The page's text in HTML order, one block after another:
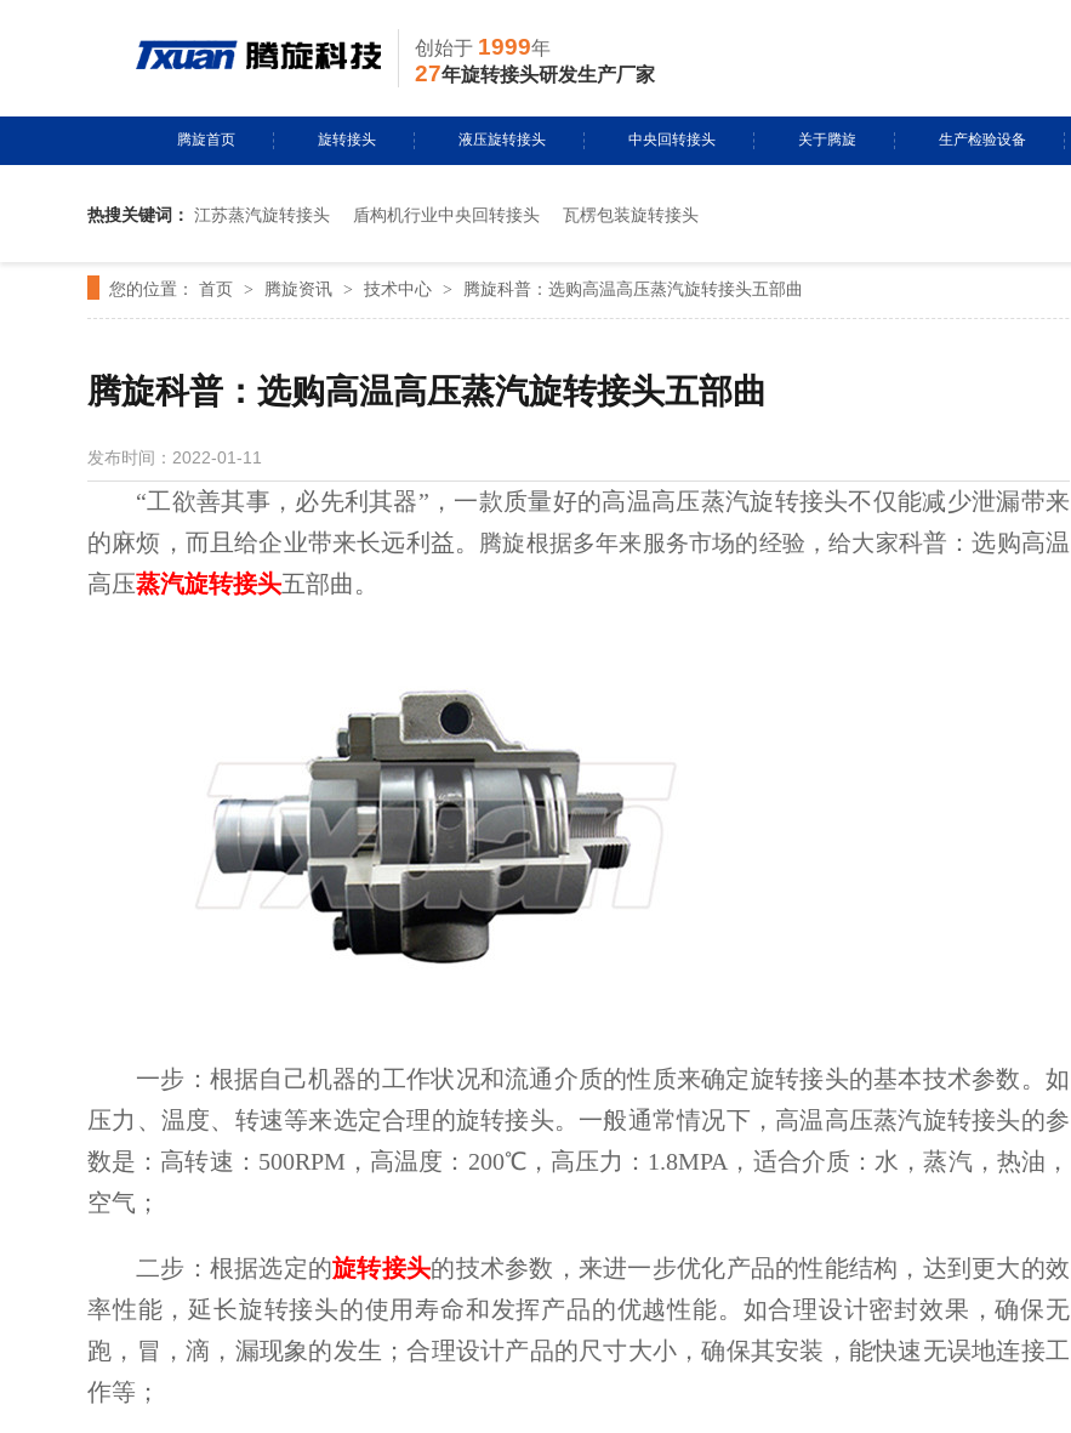
创始于 1999年
27年旋转接头研发生产厂家
腾旋首页 旋转接头
水用旋转接头
导热油旋转接头
切削液旋转接头
旋转接头配件
液压旋转接头
风电液压滑环
多通路旋转接头定制
中央回转接头
挖掘机旋转接头
履带吊旋转接头
起重机旋转接头
属具旋转接头
关于腾旋
专利证书
生产检验设备
热搜关键词： 江苏蒸汽旋转接头 盾构机行业中央回转接头 瓦楞包装旋转接头
您的位置： 首页 > 腾旋资讯 > 技术中心 > 腾旋科普：选购高温高压蒸汽旋转接头五部曲
腾旋科普：选购高温高压蒸汽旋转接头五部曲
发布时间：2022-01-11
“工欲善其事，必先利其器”，一款质量好的高温高压蒸汽旋转接头不仅能减少泄漏带来
的麻烦，而且给企业带来长远利益。
腾旋根据多年来服务市场的经验 ，给大家科普：选购高温
高压蒸汽旋转接头五部曲。
一步：根据自己机器的工作状况和流通介质的性质来确定旋转接头的基本技术参数。如
压力、温度、转速等来选定合理的旋转接头。一般通常情况下，高温高压蒸汽旋转接头的参
数是：高转速： 500RPM，高温度：200℃，高压力：1.8MPA，适合介质：水，蒸汽，热油，
空气；
二步：根据选定的旋转接头的技术参数，来进一步优化产品的性能结构，达到更大的效
率性能，延长旋转接头的使用寿命和发挥产品的优越性能。如合理设计密封效果，确保无
跑，冒，滴，漏现象的发生；合理设计产品的尺寸大小，确保其安装，能快速无误地连接工
作等；